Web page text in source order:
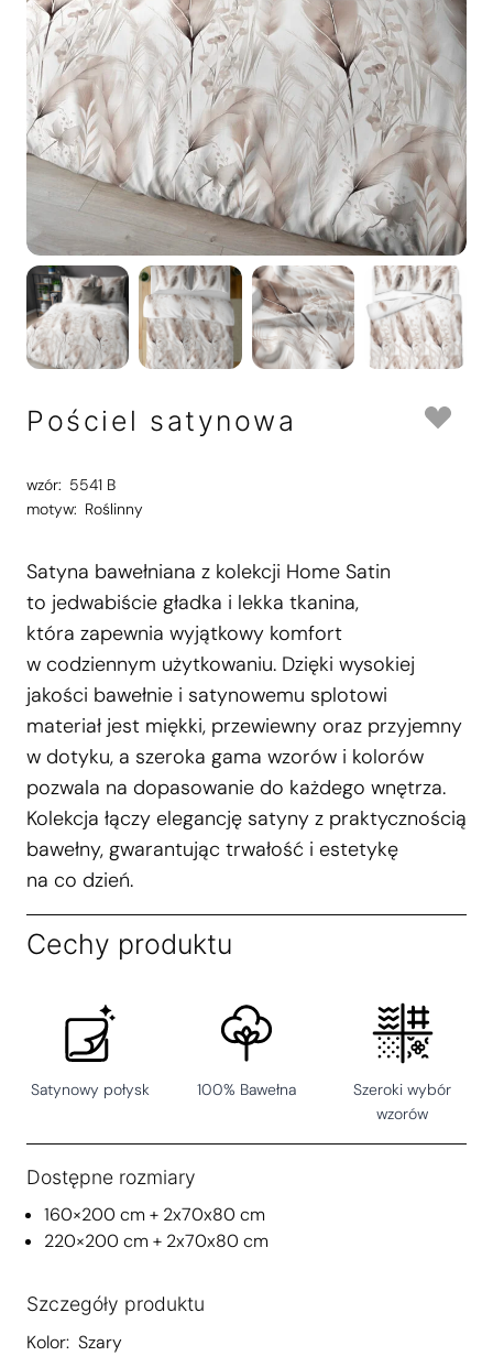
Pościel satynowa
wzór: 5541 B
motyw: Roślinny
Satyna bawełniana z kolekcji Home Satin
to jedwabiście gładka i lekka tkanina,
która zapewnia wyjątkowy komfort
w codziennym użytkowaniu. Dzięki wysokiej
jakości bawełnie i satynowemu splotowi
materiał jest miękki, przewiewny oraz przyjemny
w dotyku, a szeroka gama wzorów i kolorów
pozwala na dopasowanie do każdego wnętrza.
Kolekcja łączy elegancję satyny z praktycznością
bawełny, gwarantując trwałość i estetykę
na co dzień.
Cechy produktu
Satynowy połysk 100% Bawełna
Szeroki wybór
wzorów
Dostępne rozmiary
160×200 cm + 2x70x80 cm
220×200 cm + 2x70x80 cm
Szczegóły produktu
Kolor: Szary